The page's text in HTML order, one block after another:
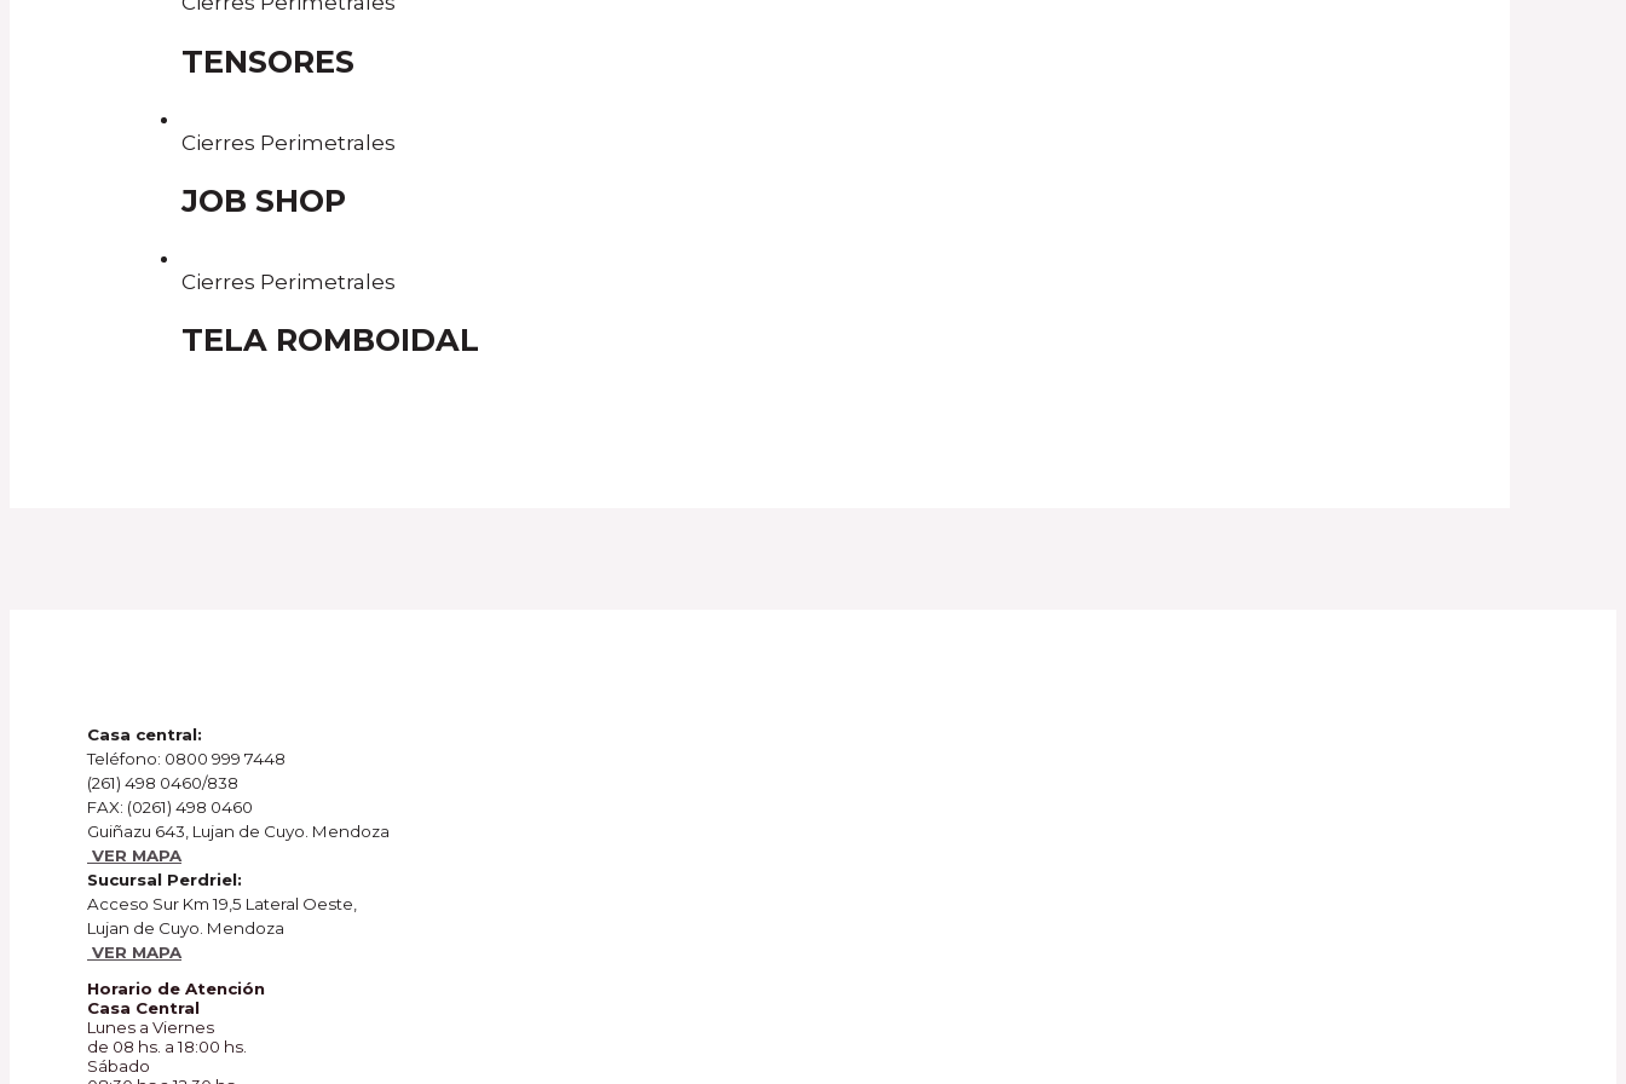
TENSORES
Cierres Perimetrales
JOB SHOP
Cierres Perimetrales
TELA ROMBOIDAL
Casa central:
Teléfono: 0800 999 7448
(261) 498 0460/838
FAX: (0261) 498 0460
Guiñazu 643, Lujan de Cuyo. Mendoza
VER MAPA
Sucursal Perdriel:
Acceso Sur Km 19,5 Lateral Oeste,
Lujan de Cuyo. Mendoza
VER MAPA
Horario de Atención
Casa Central
Lunes a Viernes
de 08 hs. a 18:00 hs.
Sábado